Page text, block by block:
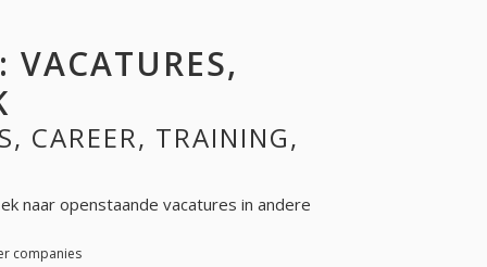
: VACATURES,
CAREER, TRAINING,
naar openstaande vacatures in andere
companies